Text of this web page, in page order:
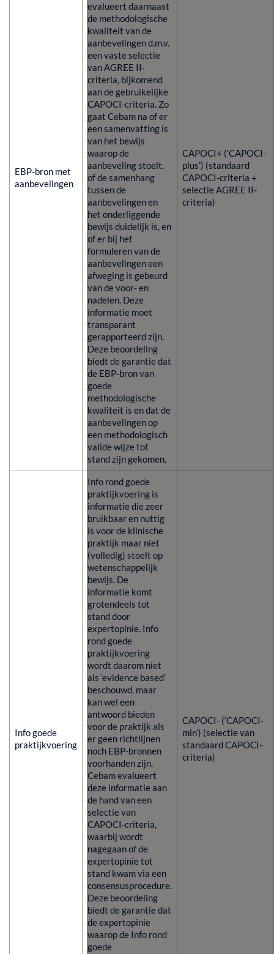
EBP-bron met
aanbevelingen
evalueert daarnaast
de methodologische
kwaliteit van de
aanbevelingen d.m.v.
een vaste selectie
van AGREE II-
criteria, bijkomend
aan de gebruikelijke
CAPOCI-criteria. Zo
gaat Cebam na of er
een samenvatting is
van het bewijs
waarop de
aanbeveling stoelt,
of de samenhang
tussen de
aanbevelingen en
het onderliggende
bewijs duidelijk is, en
of er bij het
formuleren van de
aanbevelingen een
afweging is gebeurd
van de voor- en
nadelen. Deze
informatie moet
transparant
gerapporteerd zijn.
Deze beoordeling
biedt de garantie dat
de EBP-bron van
goede
methodologische
kwaliteit is en dat de
aanbevelingen op
een methodologisch
valide wijze tot
stand zijn gekomen.
CAPOCI+ (‘CAPOCI-
plus’) (standaard
CAPOCI-criteria +
selectie AGREE II-
criteria)
Info goede
praktijkvoering
Info rond goede
praktijkvoering is
informatie die zeer
bruikbaar en nuttig
is voor de klinische
praktijk maar niet
(volledig) stoelt op
wetenschappelijk
bewijs. De
informatie komt
grotendeels tot
stand door
expertopinie. Info
rond goede
praktijkvoering
wordt daarom niet
als ‘evidence based’
beschouwd, maar
kan wel een
antwoord bieden
voor de praktijk als
er geen richtlijnen
noch EBP-bronnen
voorhanden zijn.
Cebam evalueert
deze informatie aan
de hand van een
selectie van
CAPOCI-criteria,
waarbij wordt
nagegaan of de
expertopinie tot
stand kwam via een
consensusprocedure.
Deze beoordeling
biedt de garantie dat
de expertopinie
waarop de Info rond
goede
CAPOCI- (‘CAPOCI-
min’) (selectie van
standaard CAPOCI-
criteria)